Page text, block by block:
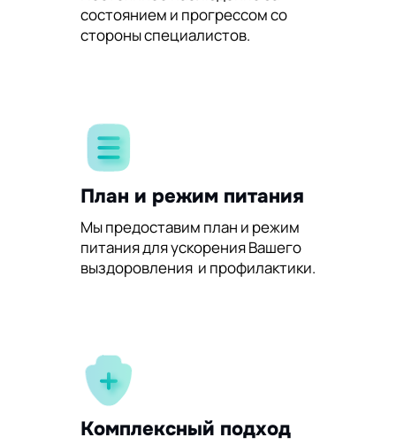
состоянием и прогрессом со
стороны специалистов.
План и режим питания
Мы предоставим план и режим
питания для ускорения Вашего
выздоровления и профилактики.
Комплексный подход